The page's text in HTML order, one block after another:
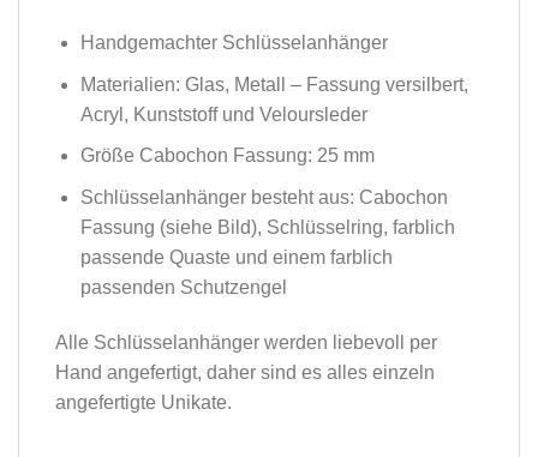
Handgemachter Schlüsselanhänger
Materialien: Glas, Metall – Fassung versilbert,
Acryl, Kunststoff und Veloursleder
Größe Cabochon Fassung: 25 mm
Schlüsselanhänger besteht aus: Cabochon
Fassung (siehe Bild), Schlüsselring, farblich
passende Quaste und einem farblich
passenden Schutzengel
Alle Schlüsselanhänger werden liebevoll per
Hand angefertigt, daher sind es alles einzeln
angefertigte Unikate.